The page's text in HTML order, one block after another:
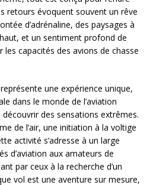
retours évoquent souvent un rêve
d’adrénaline, des paysages à
et un sentiment profond de
les capacités des avions de chasse
une expérience unique,
dans le monde de l’aviation
des sensations extrêmes.
de l’air, une initiation à la voltige
activité s’adresse à un large
d’aviation aux amateurs de
par ceux à la recherche d’un
vol est une aventure sur mesure,